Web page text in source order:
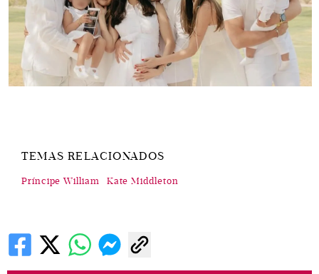
TEMAS RELACIONADOS
Príncipe William Kate Middleton